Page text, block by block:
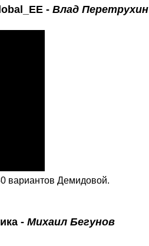
- Влад Перетрухин
вариантов Демидовой.
- Михаил Бегунов